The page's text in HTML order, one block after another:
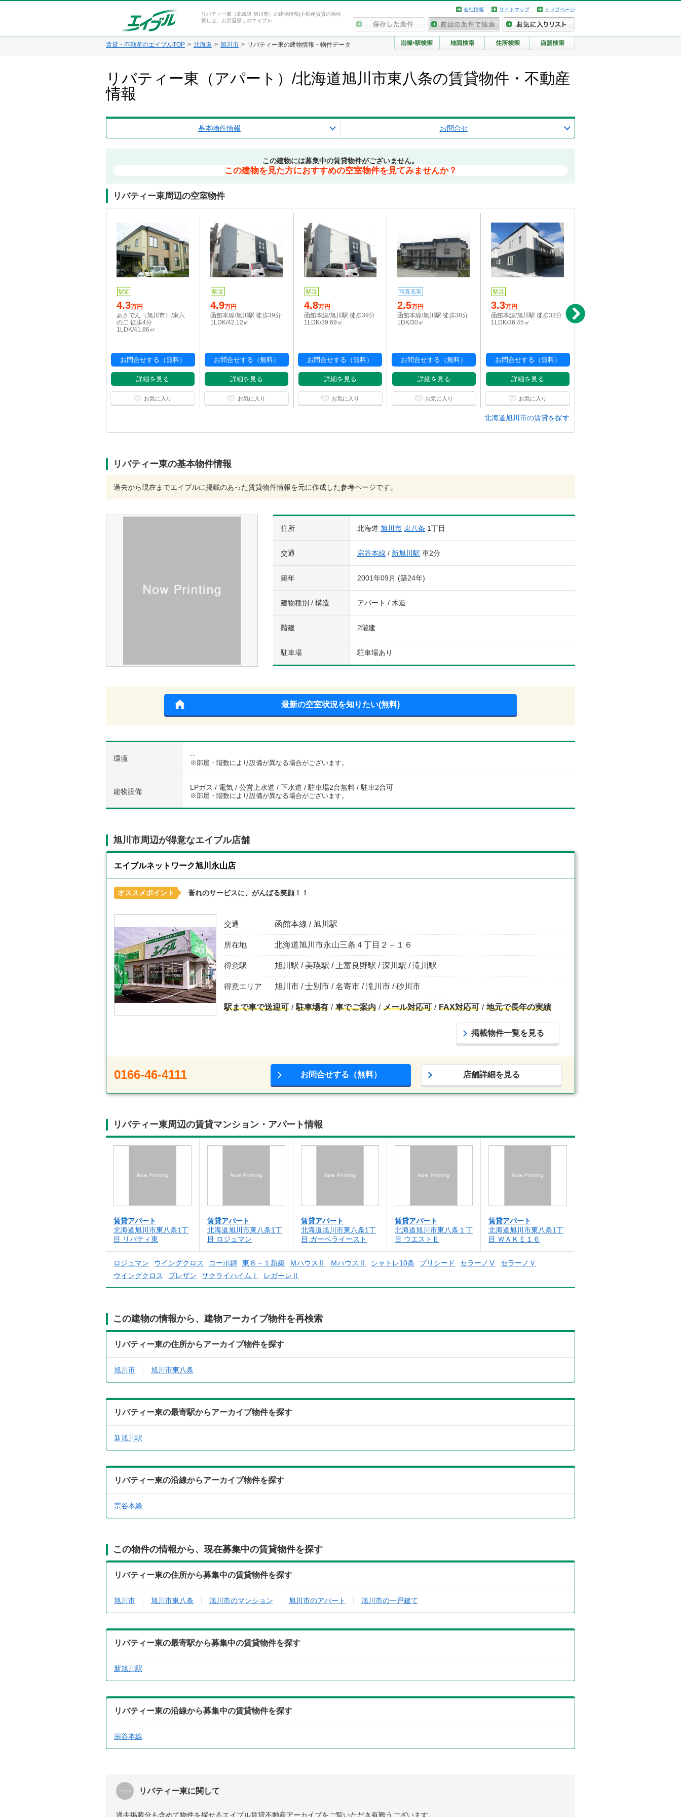
リバティー東（北海道 旭川市）の建物情報|不動産賃貸の物件
探しは、お部屋探しのエイブル
会社情報 サイトマップ トップページ
賃貸・不動産のエイブルTOP 北海道 旭川市 リバティー東の建物情報・物件データ
リバティー東（アパート）/北海道旭川市東八条の賃貸物件・不動産
情報
基本物件情報 お問合せ
この建物には募集中の賃貸物件がございません。
この建物を見た方におすすめの空室物件を見てみませんか？
リバティー東周辺の空室物件
駅近
4.3万円
あさでん（旭川市）/東六
の二 徒歩4分
1LDK/41.86㎡
お問合せする（無料）
詳細を見る
お気に入り
駅近
4.9万円
函館本線/旭川駅 徒歩39分
1LDK/42.12㎡
お問合せする（無料）
詳細を見る
お気に入り
駅近
4.8万円
函館本線/旭川駅 徒歩39分
1LDK/39.69㎡
お問合せする（無料）
詳細を見る
お気に入り
写真充実
2.5万円
函館本線/旭川駅 徒歩38分
1DK/30㎡
お問合せする（無料）
詳細を見る
お気に入り
駅近
3.3万円
函館本線/旭川駅 徒歩33分
1LDK/36.45㎡
お問合せする（無料）
詳細を見る
お気に入り
2LDK/67.23㎡
北海道旭川市の賃貸を探す
リバティー東の基本物件情報
過去から現在までエイブルに掲載のあった賃貸物件情報を元に作成した参考ページです。
住所 北海道 旭川市 東八条 1丁目
交通 宗谷本線 / 新旭川駅 車2分
築年 2001年09月 (築24年)
建物種別 / 構造 アパート / 木造
階建 2階建
駐車場 駐車場あり
最新の空室状況を知りたい(無料)
環境 --
※部屋・階数により設備が異なる場合がございます。
建物設備 LPガス / 電気 / 公営上水道 / 下水道 / 駐車場2台無料 / 駐車2台可
※部屋・階数により設備が異なる場合がございます。
旭川市周辺が得意なエイブル店舗
エイブルネットワーク旭川永山店
オススメポイント 誉れのサービスに、がんばる笑顔！！
交通 函館本線 / 旭川駅
所在地 北海道旭川市永山三条４丁目２－１６
得意駅 旭川駅 / 美瑛駅 / 上富良野駅 / 深川駅 / 滝川駅
得意エリア 旭川市 / 士別市 / 名寄市 / 滝川市 / 砂川市
駅まで車で送迎可 駐車場有 車でご案内 メール対応可 FAX対応可 地元で長年の実績
掲載物件一覧を見る
0166-46-4111 お問合せする（無料） 店舗詳細を見る
リバティー東周辺の賃貸マンション・アパート情報
賃貸アパート
北海道旭川市東八条1丁
目 リバティ東
賃貸アパート
北海道旭川市東八条1丁
目 ロジュマン
賃貸アパート
北海道旭川市東八条1丁
目 ガーベライースト
賃貸アパート
北海道旭川市東八条１丁
目 ウエストＥ
賃貸アパート
北海道旭川市東八条1丁
目 ＷＡＫＥ１６
ロジュマン ウイングクロス コーポ錦 東８－１新築 ＭハウスⅡ ＭハウスⅡ シャトレ10条 プリシード セラーノⅤ
セラーノＶ
ウイングクロス
プレザン サクライハイムⅠ レガーレⅡ
この建物の情報から、建物アーカイブ物件を再検索
リバティー東の住所からアーカイブ物件を探す
旭川市 旭川市東八条
リバティー東の最寄駅からアーカイブ物件を探す
新旭川駅
リバティー東の沿線からアーカイブ物件を探す
宗谷本線
この物件の情報から、現在募集中の賃貸物件を探す
リバティー東の住所から募集中の賃貸物件を探す
旭川市 旭川市東八条 旭川市のマンション 旭川市のアパート 旭川市の一戸建て
リバティー東の最寄駅から募集中の賃貸物件を探す
新旭川駅
リバティー東の沿線から募集中の賃貸物件を探す
宗谷本線
リバティー東に関して
過去掲載分も含めて物件を探せるエイブル賃貸不動産アーカイブをご覧いただき有難うございます。